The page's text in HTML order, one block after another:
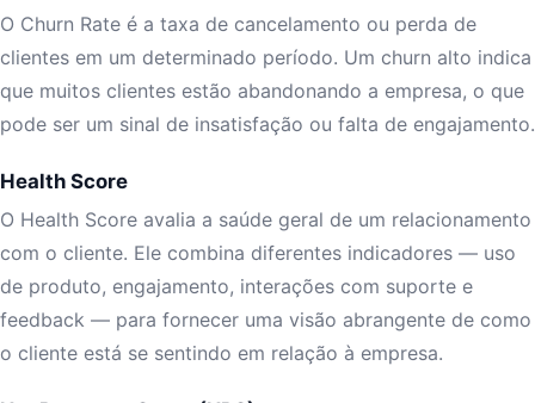
O Churn Rate é a taxa de cancelamento ou perda de
clientes em um determinado período. Um churn alto indica
que muitos clientes estão abandonando a empresa, o que
pode ser um sinal de insatisfação ou falta de engajamento.
Health Score
O Health Score avalia a saúde geral de um relacionamento
com o cliente. Ele combina diferentes indicadores — uso
de produto, engajamento, interações com suporte e
feedback — para fornecer uma visão abrangente de como
o cliente está se sentindo em relação à empresa.